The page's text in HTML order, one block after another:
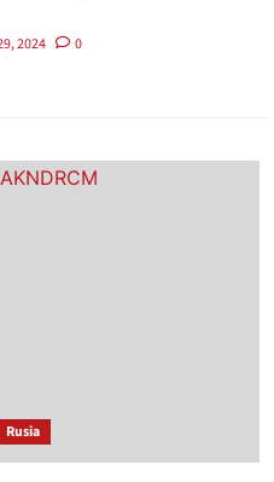
2024 0
Rusia